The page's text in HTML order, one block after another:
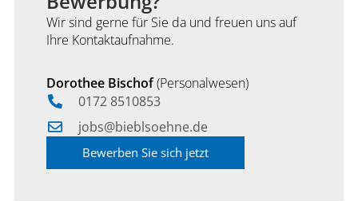
Wir sind gerne für Sie da und freuen uns auf
Ihre Kontaktaufnahme.
Dorothee Bischof(Personalwesen)
0172 8510853
jobs@bieblsoehne.de
Bewerben Sie sich jetzt